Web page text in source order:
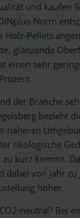
und kaufen
Norm
Holz-Pellets
glänzende
einen sehr
der Branche
bezieht
näheren
ökologische
kurz kommt.
dabei von Jahr
höher.
neutral? Bei